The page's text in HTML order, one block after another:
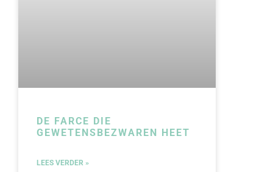
DE FARCE DIE
GEWETENSBEZWAREN HEET
LEES VERDER »